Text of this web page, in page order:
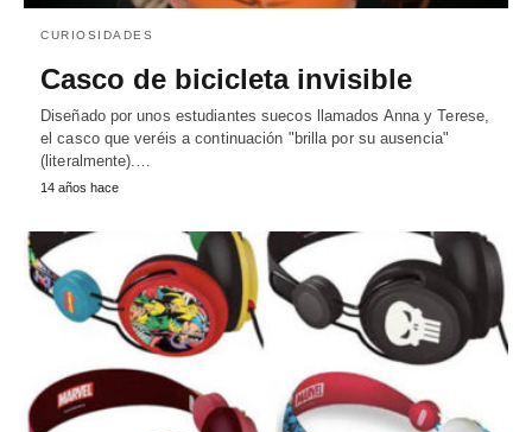
CURIOSIDADES
Casco de bicicleta invisible
Diseñado por unos estudiantes suecos llamados Anna y Terese,
el casco que veréis a continuación "brilla por su ausencia"
(literalmente).…
14 años hace